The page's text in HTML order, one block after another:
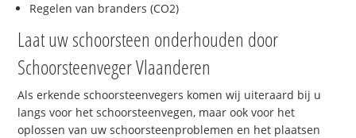
Regelen van branders (CO2)
Laat uw schoorsteen onderhouden door
Schoorsteenveger Vlaanderen
Als erkende schoorsteenvegers komen wij uiteraard bij u
langs voor het schoorsteenvegen, maar ook voor het
oplossen van uw schoorsteenproblemen en het plaatsen